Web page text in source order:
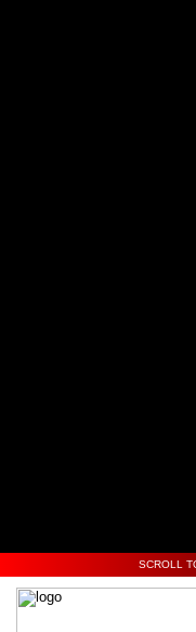
SCROLL